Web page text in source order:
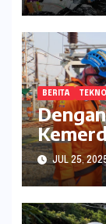
BERITA
Induk
JUL 25,